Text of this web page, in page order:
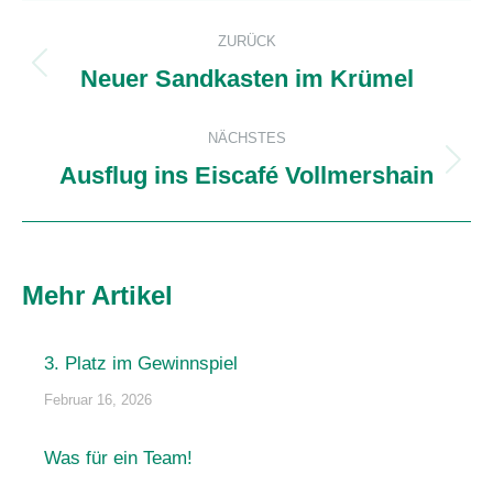
Kommentarnavigation
ZURÜCK
Vorheriger
Neuer Sandkasten im Krümel
NÄCHSTES
Nächster
Ausflug ins Eiscafé Vollmershain
Mehr Artikel
3. Platz im Gewinnspiel
Februar 16, 2026
Was für ein Team!